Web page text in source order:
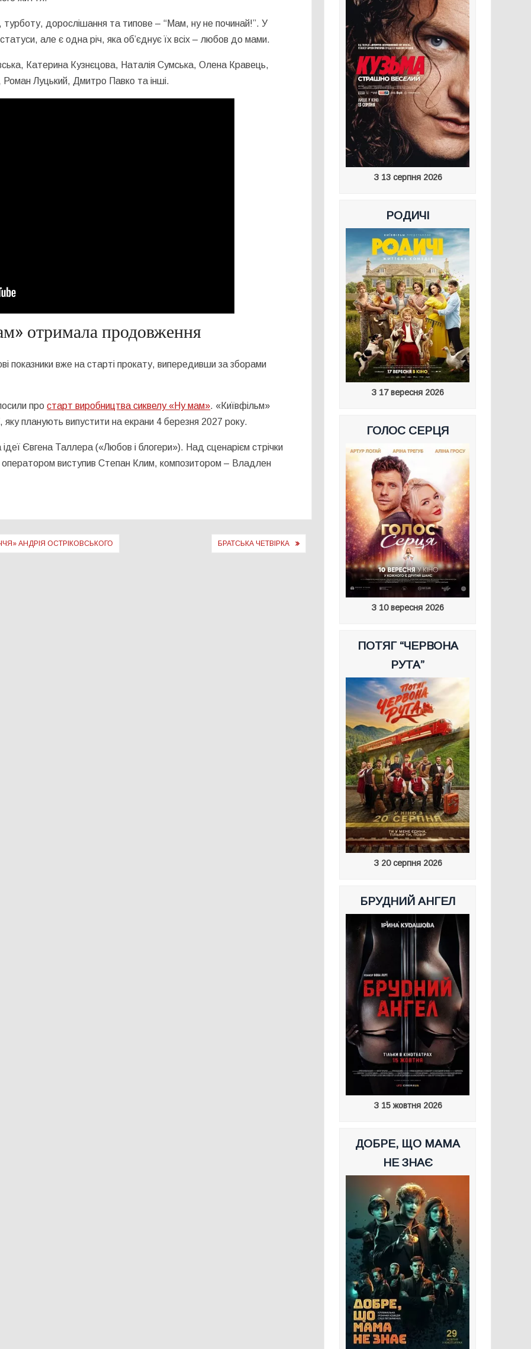
турботу, дорослішання та типове – “Мам, ну не починай!”. У
статуси, але є одна річ, яка об’єднує їх всіх – любов до мами.
Катерина Кузнєцова, Наталія Сумська, Олена Кравець,
Луцький, Дмитро Павко та інші.
отримала продовження
показники вже на старті прокату, випередивши за зборами
простарт виробництва сиквелу «Ну мам». «Київфільм»
планують випустити на екрани 4 березня 2027 року.
Євгена Таллера («Любов і блогери»). Над сценарієм стрічки
виступив Степан Клим, композитором – Владлен
АНДРІЯ ОСТРІКОВСЬКОГО БРАТСЬКА ЧЕТВІРКА
З 13 серпня 2026
РОДИЧІ
З 17 вересня 2026
ГОЛОС СЕРЦЯ
З 10 вересня 2026
ПОТЯГ “ЧЕРВОНА
РУТА”
З 20 серпня 2026
БРУДНИЙ АНГЕЛ
З 15 жовтня 2026
ДОБРЕ, ЩО МАМА
НЕ ЗНАЄ